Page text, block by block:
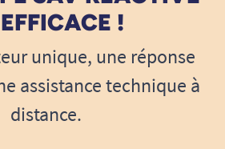
accepte toutes les bobines
de largeur, ce qui lui confère
polyvalence sur le marché des
Vous bénéficiez ainsi d’une
dans le choix des rouleaux
!
unique, une réponse
assistance technique à
distance.